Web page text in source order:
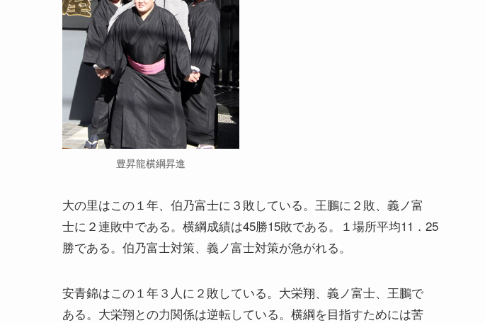
豊昇龍横綱昇進
大の里はこの１年、伯乃富士に３敗している。王鵬に２敗、義ノ富
士に２連敗中である。横綱成績は45勝15敗である。１場所平均11．25
勝である。伯乃富士対策、義ノ富士対策が急がれる。
安青錦はこの１年３人に２敗している。大栄翔、義ノ富士、王鵬で
ある。大栄翔との力関係は逆転している。横綱を目指すためには苦